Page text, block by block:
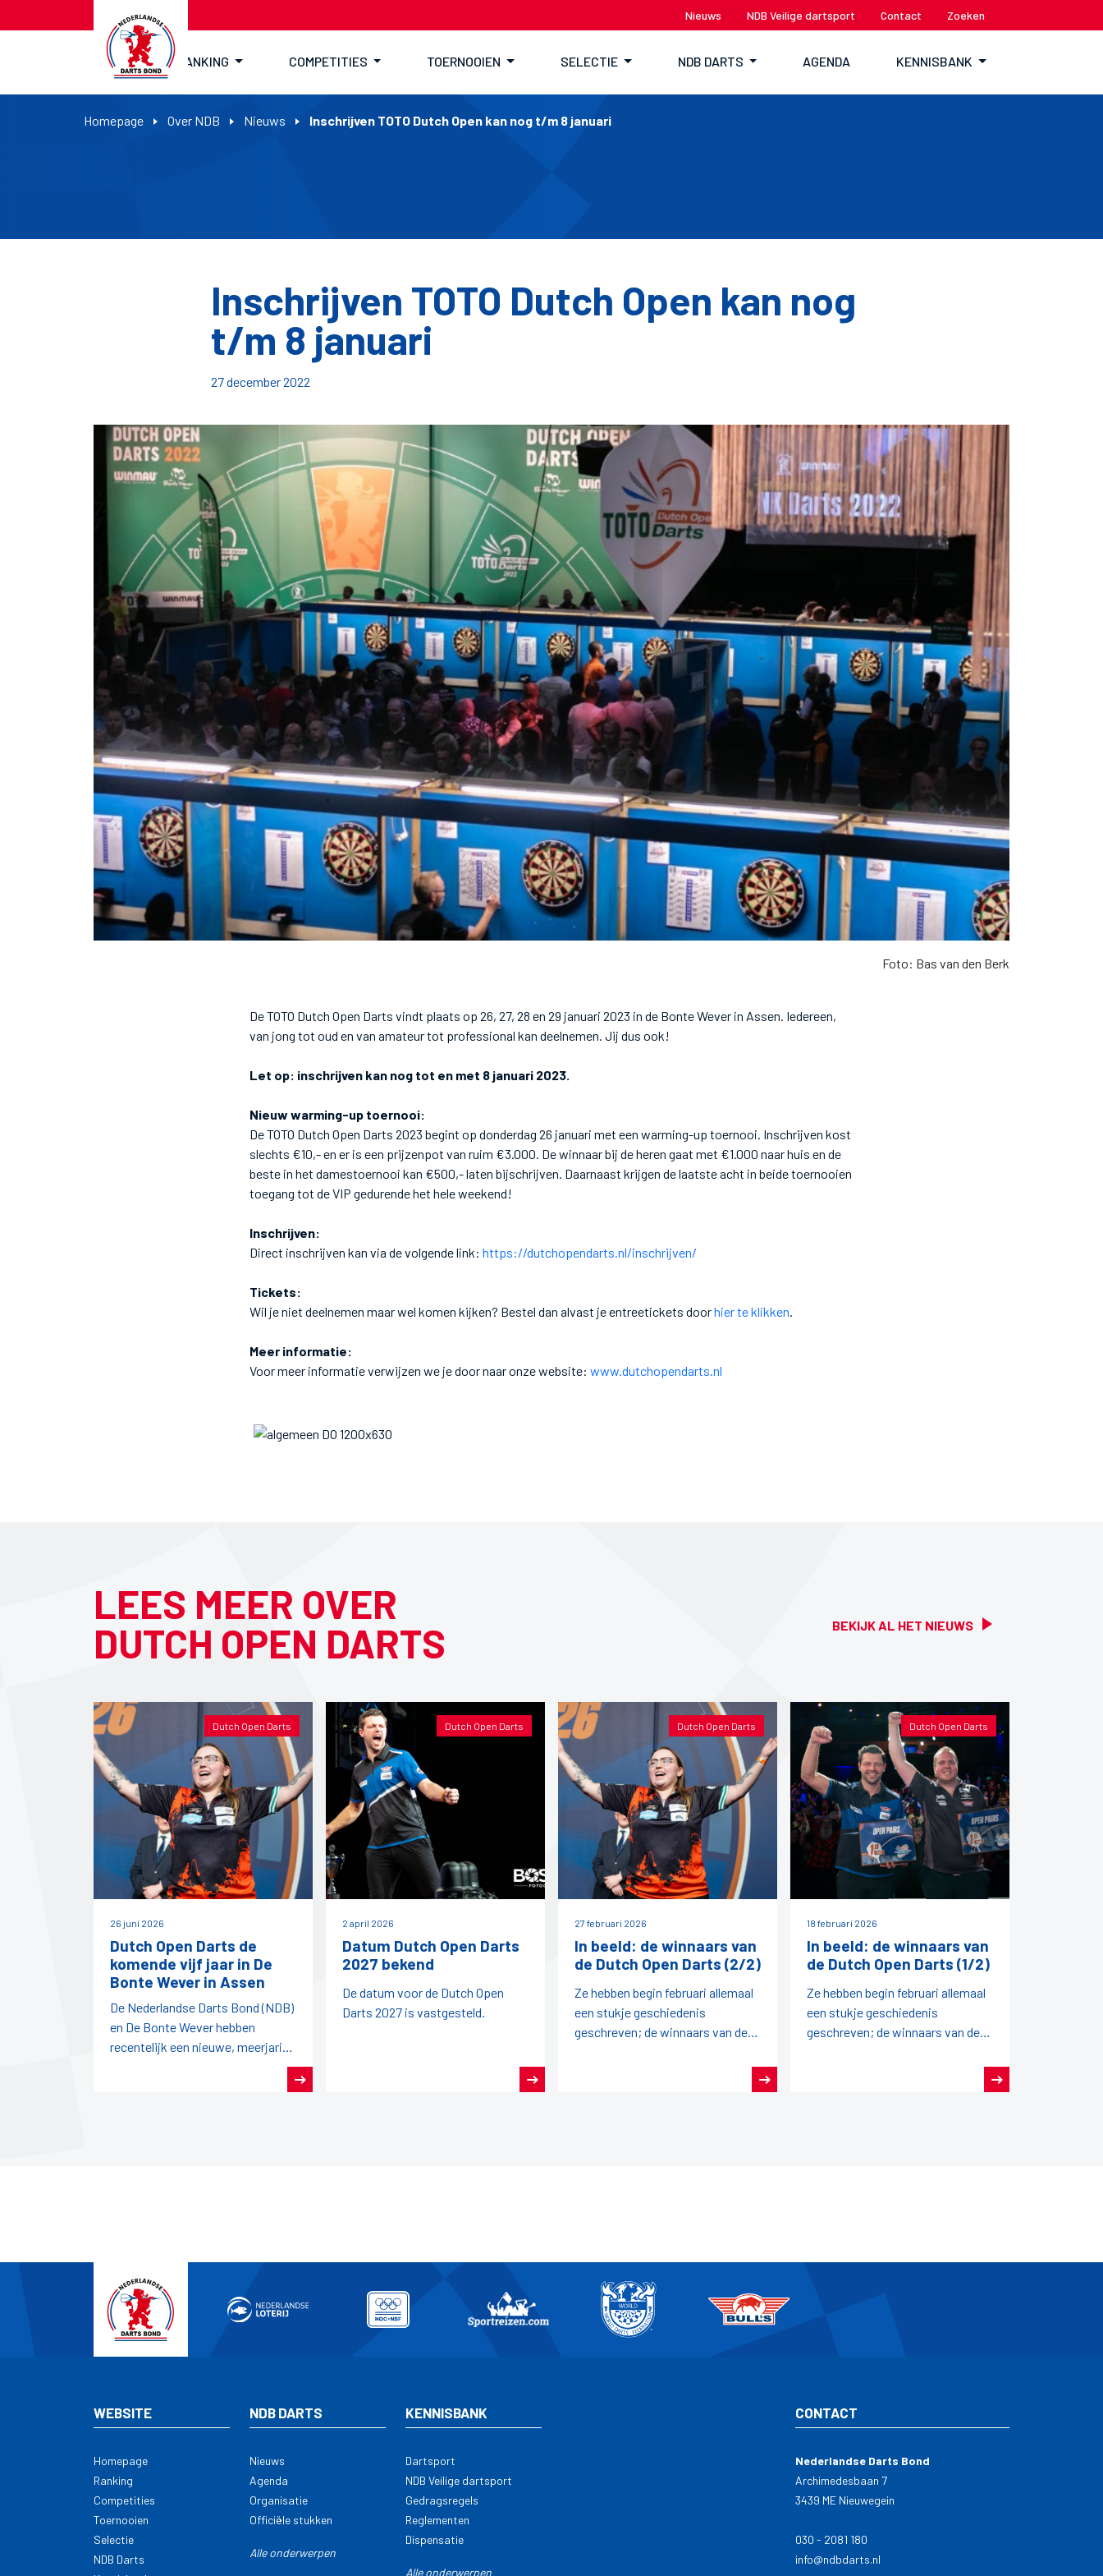
Nieuws NDB Veilige dartsport Contact Zoeken
RANKING COMPETITIES TOERNOOIEN SELECTIE NDB DARTS AGENDA KENNISBANK
Homepage Over NDB Nieuws Inschrijven TOTO Dutch Open kan nog t/m 8 januari
Inschrijven TOTO Dutch Open kan nog
t/m 8 januari
27 december 2022
Foto: Bas van den Berk
De TOTO Dutch Open Darts vindt plaats op 26, 27, 28 en 29 januari 2023 in de Bonte Wever in Assen. Iedereen,
van jong tot oud en van amateur tot professional kan deelnemen. Jij dus ook!
Let op: inschrijven kan nog tot en met 8 januari 2023.
Nieuw warming-up toernooi:
De TOTO Dutch Open Darts 2023 begint op donderdag 26 januari met een warming-up toernooi. Inschrijven kost
slechts €10,- en er is een prijzenpot van ruim €3.000. De winnaar bij de heren gaat met €1.000 naar huis en de
beste in het damestoernooi kan €500,- laten bijschrijven. Daarnaast krijgen de laatste acht in beide toernooien
toegang tot de VIP gedurende het hele weekend!
Inschrijven:
Direct inschrijven kan via de volgende link: https://dutchopendarts.nl/inschrijven/
Tickets:
Wil je niet deelnemen maar wel komen kijken? Bestel dan alvast je entreetickets doorhier te klikken
Meer informatie:
Voor meer informatie verwijzen we je door naar onze website: www.dutchopendarts.nl
LEES MEER OVER
DUTCH OPEN DARTS
BEKIJK AL HET NIEUWS
Dutch Open Darts
26 juni 2026
Dutch Open Darts de
komende vijf jaar in De
Bonte Wever in Assen
De Nederlandse Darts Bond (NDB)
en De Bonte Wever hebben
recentelijk een nieuwe, meerjarige
Dutch Open Darts
2 april 2026
Datum Dutch Open Darts
2027 bekend
De datum voor de Dutch Open
Darts 2027 is vastgesteld.
Dutch Open Darts
27 februari 2026
In beeld: de winnaars van
de Dutch Open Darts (2/2)
Ze hebben begin februari allemaal
een stukje geschiedenis
geschreven; de winnaars van de
Dutch Open Darts
18 februari 2026
In beeld: de winnaars van
de Dutch Open Darts (1/2)
Ze hebben begin februari allemaal
een stukje geschiedenis
geschreven; de winnaars van de
WEBSITE
Homepage
Ranking
Competities
Toernooien
Selectie
NDB Darts
NDB DARTS
Nieuws
Agenda
Organisatie
Officiële stukken
Alle onderwerpen
KENNISBANK
Dartsport
NDB Veilige dartsport
Gedragsregels
Reglementen
Dispensatie
Alle onderwerpen
CONTACT
Nederlandse Darts Bond
Archimedesbaan 7
3439 ME Nieuwegein
030 - 2081 180
info@ndbdarts.nl